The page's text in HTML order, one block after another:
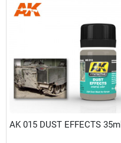
AK 015 DUST EFFECTS 35ml